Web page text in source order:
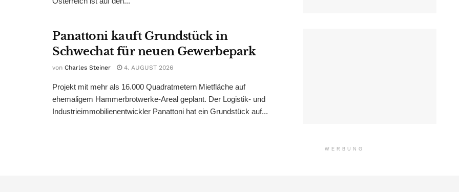
Panattoni kauft Grundstück in
Schwechat für neuen Gewerbepark
von Charles Steiner 4. AUGUST 2026
Projekt mit mehr als 16.000 Quadratmetern Mietfläche auf
ehemaligem Hammerbrotwerke-Areal geplant. Der Logistik- und
Industrieimmobilienentwickler Panattoni hat ein Grundstück auf...
WERBUNG